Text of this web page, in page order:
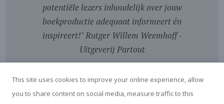
potentiële lezers inhoudelijk over jouw
boekproductie adequaat informeert én
inspireert!"Rutger Willem Weemhoff -
Uitgeverij Partout
This site uses cookies to improve your online experience, allow
you to share content on social media, measure traffic to this